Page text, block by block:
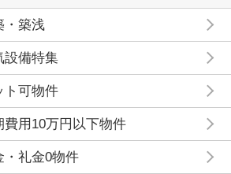
・築浅
設備特集
ト可物件
費用10万円以下物件
・礼金0物件